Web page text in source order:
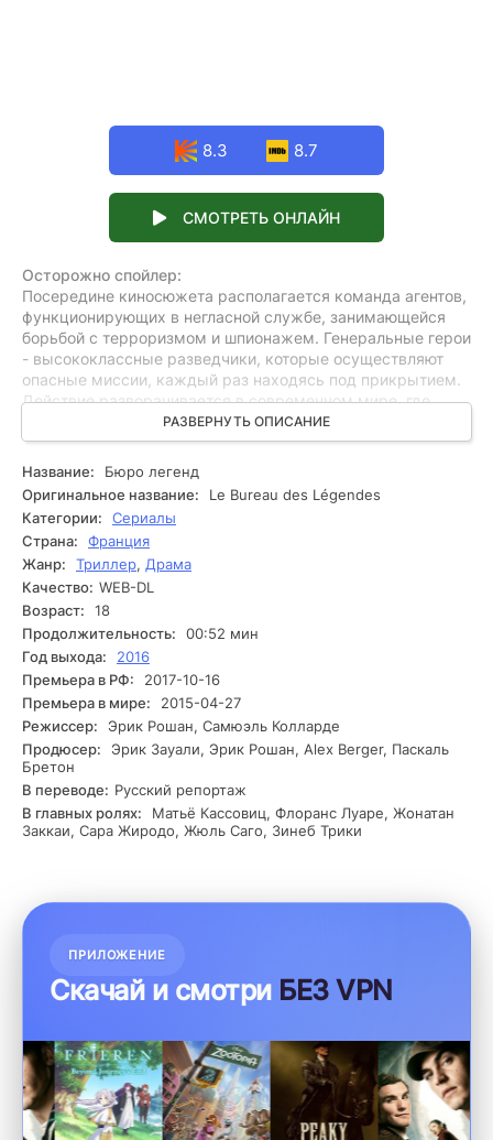
8.3 8.7
СМОТРЕТЬ ОНЛАЙН
Осторожно спойлер:
Посередине киносюжета располагается команда агентов,
функционирующих в негласной службе, занимающейся
борьбой с терроризмом и шпионажем. Генеральные герои
- высококлассные разведчики, которые осуществляют
опасные миссии, каждый раз находясь под прикрытием.
Действие разворачивается в современном мире, где
схемы и человеческие взаимоотношения переплетаются,
создавая сложные ситуации. Сюжет начинается с того,
что один из агентов, выполняя задание, теряет связь с
командой, что вызывает смятение у его сотрудников и
руководства. Лазутчики начинают расследование
исчезновения своего товарища. Они сталкиваются с
множеством препятствий, начиная от недостачи
информации до недоверия со стороны местных властей.
Каждый шаг приближает их к раскрытию истинных
мотивов и механизмов работы противника, но также
создает дополнительные опасности для их собственных
жизней. В процессе расследования разведчики
совершают неожиданное открытие о своих врагах и о
самих себе. Ситуация усложняется, и иногда они
понимают, что за исчезновением разведчика стоят силы,
способные разрушить их команду изнутри. На
напряженном этапе их операция оказывается под
угрозой, и команда оказывается перед величественным
выбором, который может изменить всё.
РАЗВЕРНУТЬ ОПИСАНИЕ
Название:
Бюро легенд
Оригинальное название:
Le Bureau des Légendes
Категории:
Сериалы
Страна:
Франция
Жанр:
Триллер, Драма
Качество: WEB-DL
Возраст:
18
Продолжительность:
00:52 мин
Год выхода:
2016
Премьера в РФ:
2017-10-16
Премьера в мире:
2015-04-27
Режиссер:
Эрик Рошан, Самюэль Колларде
Продюсер:
Эрик Зауали, Эрик Рошан, Alex Berger, Паскаль
Бретон
В переводе: Русский репортаж
В главных ролях:
Матьё Кассовиц, Флоранс Луаре, Жонатан
Заккаи, Сара Жиродо, Жюль Саго, Зинеб Трики
ПРИЛОЖЕНИЕ
Скачай и смотри БЕЗ VPN